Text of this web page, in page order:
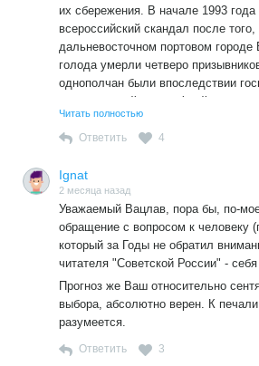
их сбережения. В начале 1993 года
всероссийский скандал после
дальневосточном портовом городе
голода умерли четверо
однополчан были впоследствии
алиментарной дистрофией.
массовая приватизация,
ваучерной приватизации.
государства под патронажем
преступлений действующей власти
военную операцию.
Читать полностью
Ответить 4
Ignat
2 месяца назад
Уважаемый Вацлав, пора бы, по-
обращение с вопросом к человеку
который за Годы не обратил
читателя "Советской России" -
Прогноз же Ваш относительно
выбора, абсолютно верен. К
разумеется.
Ответить 3